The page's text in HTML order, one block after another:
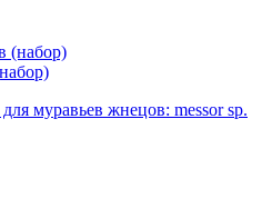
муравьев жнецов: messor sp.